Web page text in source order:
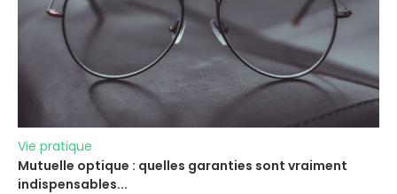
Vie pratique
Mutuelle optique : quelles garanties sont vraiment
indispensables...